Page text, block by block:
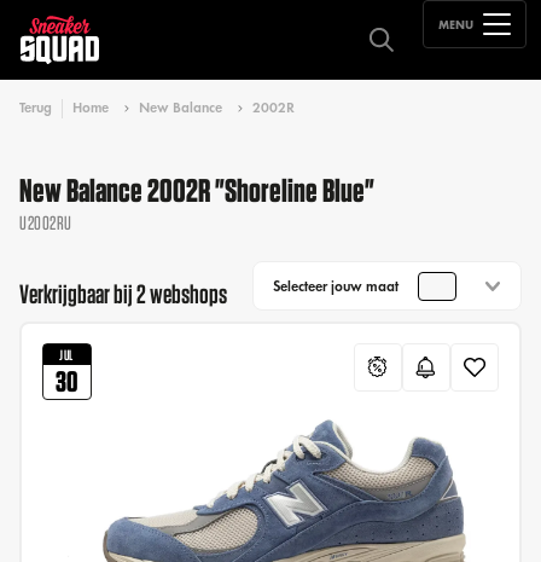
MENU
Terug Home New Balance 2002R
New Balance 2002R "Shoreline Blue"
U2002RU
Verkrijgbaar bij 2 webshops Selecteer jouw maat
JUL
30